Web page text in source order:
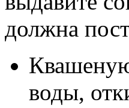
должна
воды,